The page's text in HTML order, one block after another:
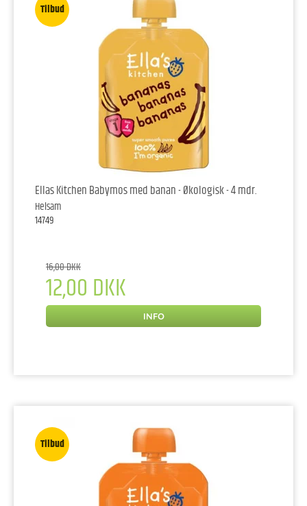
Tilbud
Ellas Kitchen Babymos med banan - Økologisk - 4 mdr.
Helsam
14749
16,00 DKK
12,00 DKK
INFO
Tilbud